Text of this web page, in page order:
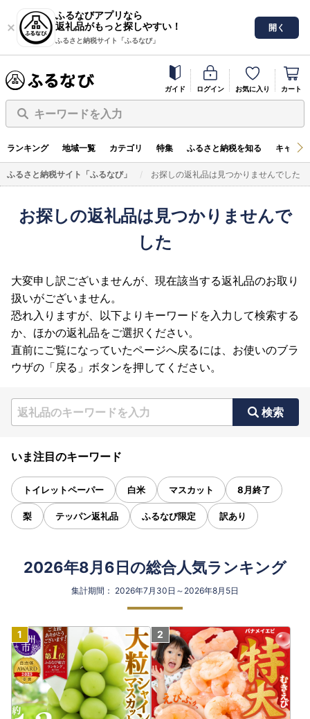
ふるなびアプリなら
返礼品がもっと探しやすい！
ふるさと納税サイト「ふるなび」
開く
ガイド ログイン お気に入り カート
キーワードを入力
ランキング 地域一覧 カテゴリ 特集 ふるさと納税を知る キャン
ふるさと納税サイト「ふるなび」 お探しの返礼品は見つかりませんでした
お探しの返礼品は見つかりませんで
した
大変申し訳ございませんが、現在該当する返礼品のお取り
扱いがございません。
恐れ入りますが、以下よりキーワードを入力して検索する
か、ほかの返礼品をご選択ください。
直前にご覧になっていたページへ戻るには、お使いのブラ
ウザの「戻る」ボタンを押してください。
検索
いま注目のキーワード
トイレットペーパー 白米 マスカット 8月終了
梨 テッパン返礼品 ふるなび限定 訳あり
2026年8月6日の総合人気ランキング
集計期間： 2026年7月30日～2026年8月5日